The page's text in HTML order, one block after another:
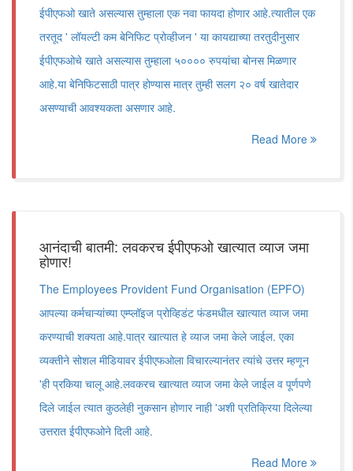
ईपीएफओ खाते असल्यास तुम्हाला एक नवा फायदा होणार आहे.त्यातील एक
तरतूद ' लॉयल्टी कम बेनिफिट प्रोव्हीजन ' या कायद्याच्या तरतुदीनुसार
ईपीएफओचे खाते असल्यास तुम्हाला ५०००० रुपयांचा बोनस मिळणार
आहे.या बेनिफिटसाठी पात्र होण्यास मात्र तुम्ही सलग २० वर्ष खातेदार
असण्याची आवश्यकता असणार आहे.
Read More
आनंदाची बातमी: लवकरच ईपीएफओ खात्यात व्याज जमा
होणार!
The Employees Provident Fund Organisation (EPFO)
आपल्या कर्मचाऱ्यांच्या एम्प्लॉइज प्रोव्हिडंट फंडमधील खात्यात व्याज जमा
करण्याची शक्यता आहे.पात्र खात्यात हे व्याज जमा केले जाईल. एका
व्यक्तीने सोशल मीडियावर ईपीएफओला विचारल्यानंतर त्यांचे उत्तर म्हणून
'ही प्रकिया चालू आहे.लवकरच खात्यात व्याज जमा केले जाईल व पूर्णपणे
दिले जाईल त्यात कुठलेही नुकसान होणार नाही 'अशी प्रतिक्रिया दिलेल्या
उत्तरात ईपीएफओने दिली आहे.
Read More